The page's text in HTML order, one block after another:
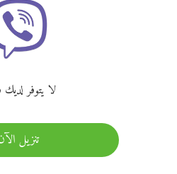
لا يتوفر لديك
تنزيل